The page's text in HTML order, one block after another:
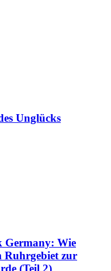
Unglücks
Germany: Wie
Ruhrgebiet zur
(Teil 2)